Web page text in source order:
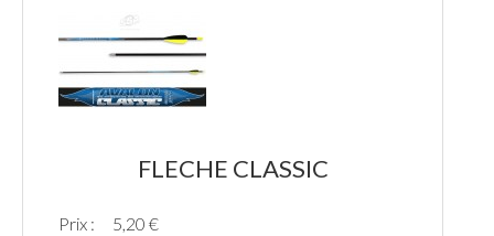
FLECHE CLASSIC
Prix :
5,20 €